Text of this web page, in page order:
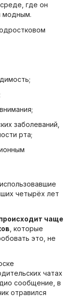
где он
модным.
заболеваний,
рта;
четырёх лет
чаще
, которые
это, не
чатах
сообщение, в
отравился